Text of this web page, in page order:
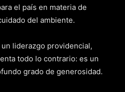
el país en materia de
del ambiente.
liderazgo providencial,
todo lo contrario: es un
grado de generosidad.